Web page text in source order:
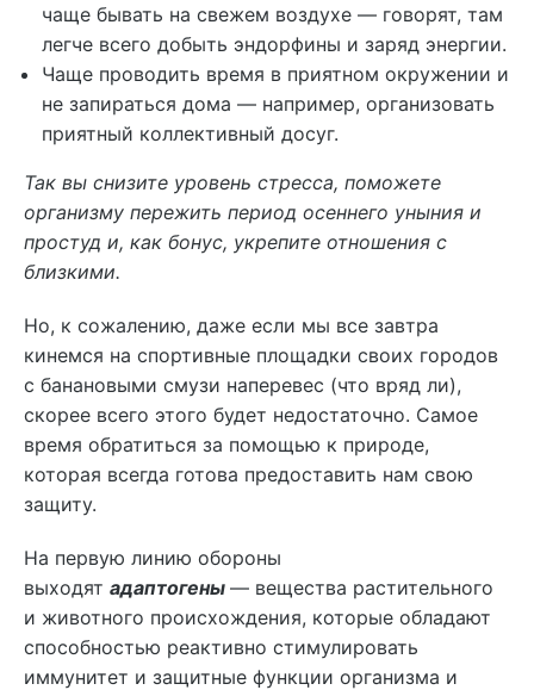
чаще бывать на свежем воздухе — говорят, там
легче всего добыть эндорфины и заряд энергии.
Чаще проводить время в приятном окружении и
не запираться дома — например, организовать
приятный коллективный досуг.
Так вы снизите уровень стресса, поможете
организму пережить период осеннего уныния и
простуд и, как бонус, укрепите отношения с
близкими.
Но, к сожалению, даже если мы все завтра
кинемся на спортивные площадки своих городов
с банановыми смузи наперевес (что вряд ли),
скорее всего этого будет недостаточно. Самое
время обратиться за помощью к природе,
которая всегда готова предоставить нам свою
защиту.
На первую линию обороны
выходят адаптогены — вещества растительного
и животного происхождения, которые обладают
способностью реактивно стимулировать
иммунитет и защитные функции организма и